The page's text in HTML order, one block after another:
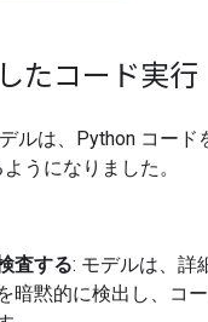
たコード実行
ルは、Python コー
うになりました。
査する: モデルは、詳
暗黙的に検出し、コ